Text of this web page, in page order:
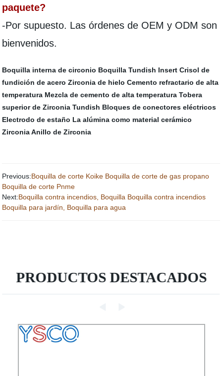
paquete?
-Por supuesto. Las órdenes de OEM y ODM son
bienvenidos.
Boquilla interna de circonio Boquilla Tundish Insert Crisol de
fundición de acero Zirconia de hielo Cemento refractario de alta
temperatura Mezcla de cemento de alta temperatura Tobera
superior de Zirconia Tundish Bloques de conectores eléctricos
Electrodo de estaño La alúmina como material cerámico
Zirconia Anillo de Zirconia
Previous:Boquilla de corte Koike Boquilla de corte de gas propano
Boquilla de corte Pnme
Next:Boquilla contra incendios, Boquilla Boquilla contra incendios
Boquilla para jardín, Boquilla para agua
PRODUCTOS DESTACADOS